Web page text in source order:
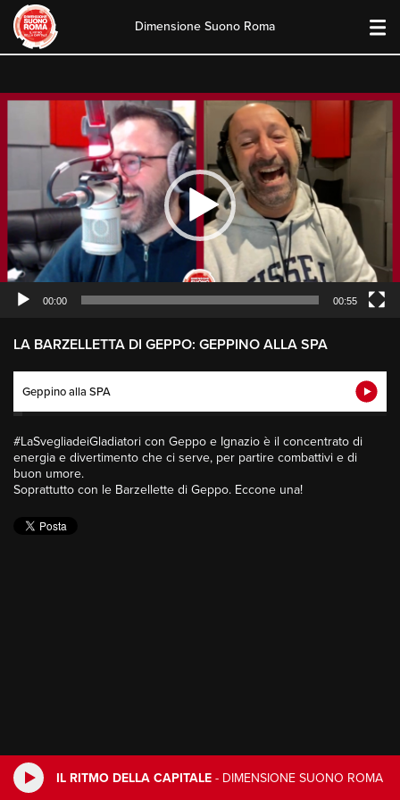
IL RITMO DELLA CAPITALE - DIMENSIONE SUONO ROMA
content
Dimensione Suono Roma
Video
00:00 00:55
LA BARZELLETTA DI GEPPO: GEPPINO ALLA SPA
Geppino alla SPA
#LaSvegliadeiGladiatori con Geppo e Ignazio è il concentrato di
energia e divertimento che ci serve, per partire combattivi e di
buon umore.
Soprattutto con le Barzellette di Geppo. Eccone una!